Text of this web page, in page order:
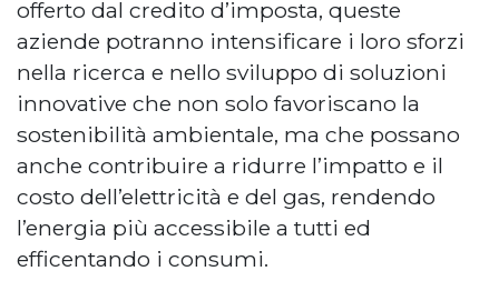
offerto dal credito d’imposta, queste
aziende potranno intensificare i loro sforzi
nella ricerca e nello sviluppo di soluzioni
innovative che non solo favoriscano la
sostenibilità ambientale, ma che possano
anche contribuire a ridurre l’impatto e il
costo dell’elettricità e del gas, rendendo
l’energia più accessibile a tutti ed
efficentando i consumi.